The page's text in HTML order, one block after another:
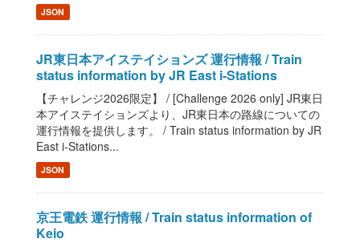
JSON
JR東日本アイステイションズ 運行情報 / Train
status information by JR East i-Stations
【チャレンジ2026限定】 / [Challenge 2026 only] JR東日
本アイステイションズより、JR東日本の路線についての
運行情報を提供します。 / Train status information by JR
East i-Stations...
JSON
京王電鉄 運行情報 / Train status information of
Keio